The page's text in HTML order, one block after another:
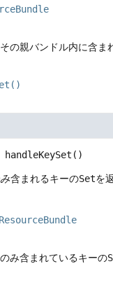
の親バンドル内に含ま
handleKeySet ()
含まれるキーのSetを
ResourceBundle
み含まれているキーの